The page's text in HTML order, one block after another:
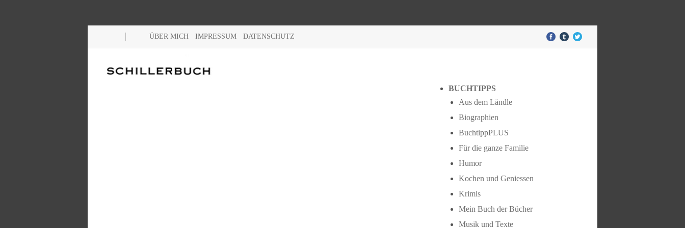
ÜBER MICH IMPRESSUM DATENSCHUTZ
BUCHTIPPS
Aus dem Ländle
Biographien
BuchtippPLUS
Für die ganze Familie
Humor
Kochen und Geniessen
Krimis
Mein Buch der Bücher
Musik und Texte